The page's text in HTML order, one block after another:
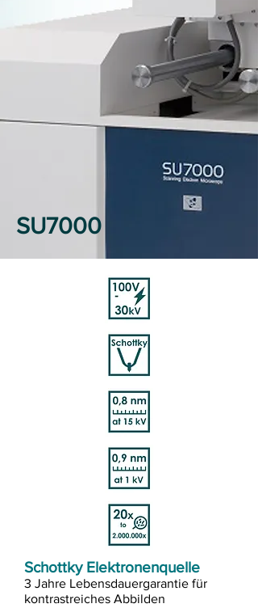
SU7000
Schottky Elektronenquelle
3 Jahre Lebensdauergarantie für
kontrastreiches Abbilden